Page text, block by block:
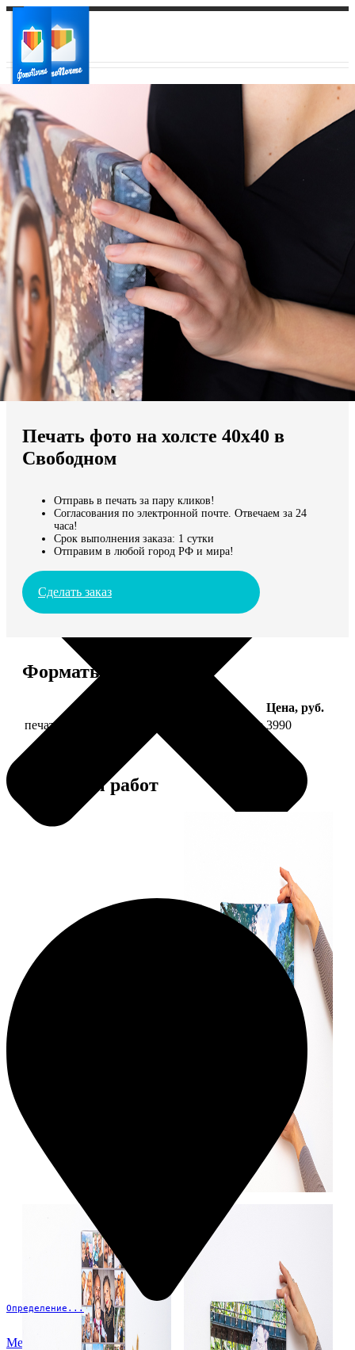
Ваш город:
Ваш регион доставки
Выберите из списка:
Мы доставляем по всему миру
Продолжить без города
Определение...
Меню
Печать фото на холсте 40х40 в
Свободном
Отправь в печать за пару кликов!
Согласования по электронной почте. Отвечаем за 24
часа!
Срок выполнения заказа: 1 сутки
Отправим в любой город РФ и мира!
Сделать заказ
Форматы и цены
Цена, руб.
печать фото на холсте 40х40 на подрамнике 3990
Примеры работ